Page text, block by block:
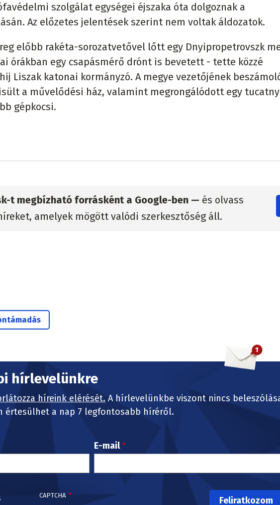
szolgálat egységei éjszaka óta dolgoznak a
Az előzetes jelentések szerint nem voltak áldozatok.
előbb rakéta-sorozatvetővel lőtt egy Dnyipropetrovszk
órákban egy csapásmérő drónt is bevetett - tette közzé
Liszak katonai kormányzó. A megye vezetőjének
a művelődési ház, valamint megrongálódott egy
gépkocsi.
t megbízható forrásként a Google-ben — és olvass
amelyek mögött valódi szerkesztőség áll.
hírlevelünkre
híreink elérését. A hírlevelünkbe viszont nincs
értesülhet a nap 7 legfontosabb híréről.
E-mail
CAPTCHA